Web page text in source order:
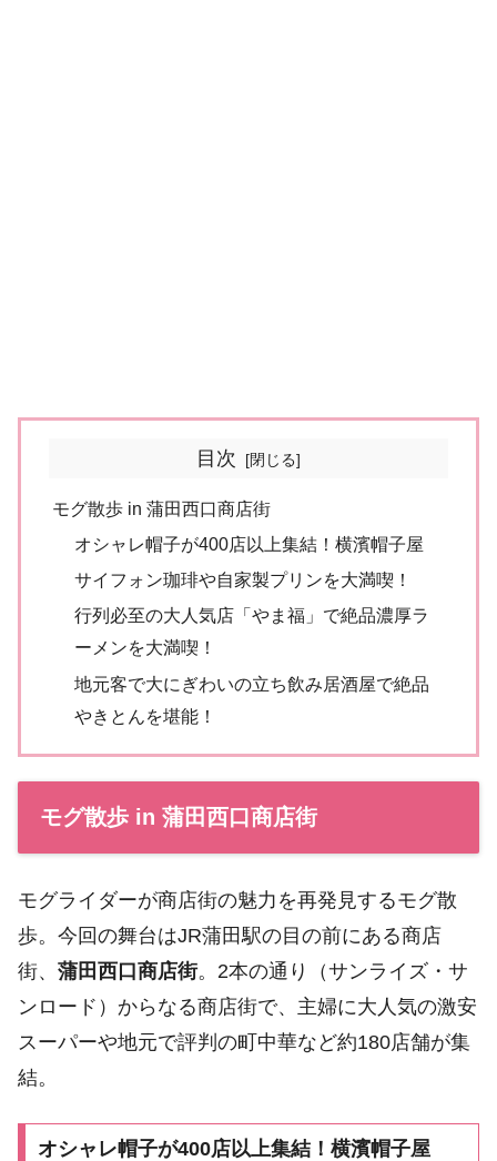
目次
モグ散歩 in 蒲田西口商店街
オシャレ帽子が400店以上集結！横濱帽子屋
サイフォン珈琲や自家製プリンを大満喫！
行列必至の大人気店「やま福」で絶品濃厚ラ
ーメンを大満喫！
地元客で大にぎわいの立ち飲み居酒屋で絶品
やきとんを堪能！
モグ散歩 in 蒲田西口商店街
モグライダーが商店街の魅力を再発見するモグ散
歩。今回の舞台はJR蒲田駅の目の前にある商店
街、 蒲田西口商店街。2本の通り（サンライズ・サ
ンロード）からなる商店街で、主婦に大人気の激安
スーパーや地元で評判の町中華など約180店舗が集
結。
オシャレ帽子が400店以上集結！横濱帽子屋